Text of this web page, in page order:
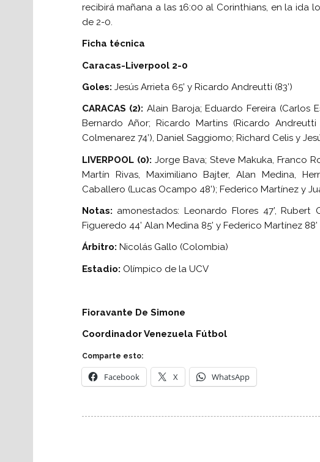
recibirá mañana a las 16:00 al Corinthians, en la ida
de 2-0.
Ficha técnica
Caracas-Liverpool 2-0
Goles: Jesús Arrieta 65’ y Ricardo Andreutti (83’)
CARACAS (2): Alain Baroja; Eduardo Fereira (Carlos
Bernardo Añor; Ricardo Martins (Ricardo
Colmenarez 74’), Daniel Saggiomo; Richard Celis y
LIVERPOOL (0): Jorge Bava; Steve Makuka, Franco
Martín Rivas, Maximiliano Bajter, Alan Medina,
Caballero (Lucas Ocampo 48’); Federico Martínez y
Notas: amonestados: Leonardo Flores 47’, Rubert
Figueredo 44’ Alan Medina 85’ y Federico Martínez 88’
Árbitro: Nicolás Gallo (Colombia)
Estadio: Olímpico de la UCV
Fioravante De Simone
Coordinador Venezuela Fútbol
Comparte esto:
Facebook X WhatsApp